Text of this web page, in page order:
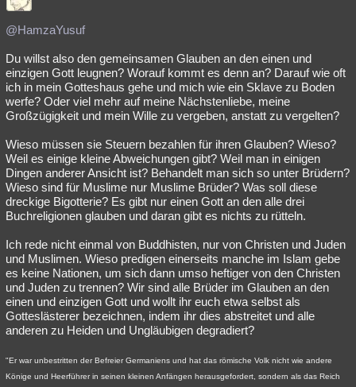
@HamzaYusuf
Du willst also den gemeinsamen Glauben an den einen und
einzigen Gott leugnen? Worauf kommt es denn an? Darauf wie oft
ich in mein Gotteshaus gehe und mich wie ein Sklave zu Boden
werfe? Oder viel mehr auf meine Nächstenliebe, meine
Großzügigkeit und mein Wille zu vergeben, anstatt zu vergelten?
Wieso müssen sie Steuern bezahlen für ihren Glauben? Wieso?
Weil es einige kleine Abweichungen gibt? Weil man in einigen
Dingen anderer Ansicht ist? Behandelt man sich so unter Brüdern?
Wieso sind für Muslime nur Muslime Brüder? Was soll diese
dreckige Bigotterie? Es gibt nur einen Gott an den alle drei
Buchreligionen glauben und daran gibt es nichts zu rütteln.
Ich rede nicht einmal von Buddhisten, nur von Christen und Juden
und Muslimen. Wieso predigen einerseits manche im Islam gebe
es keine Nationen, um sich dann umso heftiger von den Christen
und Juden zu trennen? Wir sind alle Brüder im Glauben an den
einen und einzigen Gott und wollt ihr euch etwa selbst als
Gotteslästerer bezeichnen, indem ihr dies abstreitet und alle
anderen zu Heiden und Ungläubigen degradiert?
"Er war unbestritten der Befreier Germaniens und hat das römische Volk nicht wie andere
Könige und Heerführer in seinen kleinen Anfängen herausgefordert, sondern als das Reich